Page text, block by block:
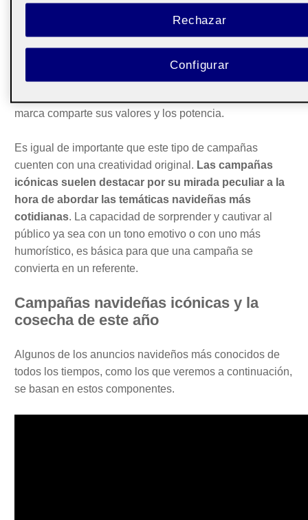
marcas blancas, la publicidad es muy necesaria para
destacar entre la multitud. Todo aquello relacionado con
la responsabilidad social corporativa y la participación en
actividades altruistas también se suele transmitir en este
marca comparte sus valores y los potencia.
Es igual de importante que este tipo de campañas
cuenten con una creatividad original. Las campañas
icónicas suelen destacar por su mirada peculiar a la
hora de abordar las temáticas navideñas más
cotidianas. La capacidad de sorprender y cautivar al
público ya sea con un tono emotivo o con uno más
humorístico, es básica para que una campaña se
convierta en un referente.
Campañas navideñas icónicas y la
cosecha de este año
Algunos de los anuncios navideños más conocidos de
todos los tiempos, como los que veremos a continuación,
se basan en estos componentes.
Rechazar
Configurar